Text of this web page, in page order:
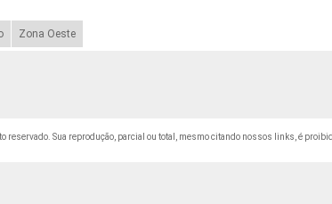
Zona Oeste
reservado. Sua reprodução, parcial ou total, mesmo citando nossos links, é